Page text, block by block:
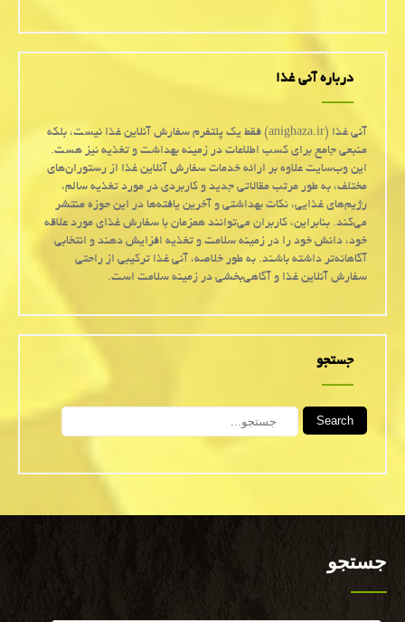
درباره آنی غذا
آنی غذا (anighaza.ir) فقط یک پلتفرم سفارش آنلاین غذا نیست، بلکه
منبعی جامع برای کسب اطلاعات در زمینه بهداشت و تغذیه نیز هست.
این وب‌سایت علاوه بر ارائه خدمات سفارش آنلاین غذا از رستوران‌های
مختلف، به طور مرتب مقالاتی جدید و کاربردی در مورد تغذیه سالم،
رژیم‌های غذایی، نکات بهداشتی و آخرین یافته‌ها در این حوزه منتشر
می‌کند. بنابراین، کاربران می‌توانند همزمان با سفارش غذای مورد علاقه
خود، دانش خود را در زمینه سلامت و تغذیه افزایش دهند و انتخابی
آگاهانه‌تر داشته باشند. به طور خلاصه، آنی غذا ترکیبی از راحتی
سفارش آنلاین غذا و آگاهی‌بخشی در زمینه سلامت است.
جستجو
Search
جستجو